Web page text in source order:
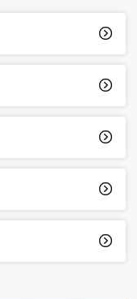




